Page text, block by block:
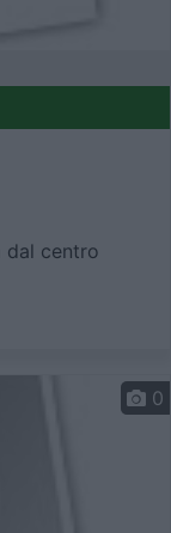
dal centro
0